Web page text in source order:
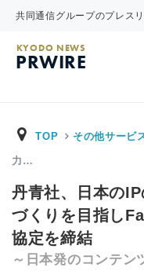
共同通信グループのプレス
KYODO NEWS
PRWIRE
TOP その他サービ
力…
丹青社、日本の
づくりを目指し
協定を締結
～日本発のコンテン